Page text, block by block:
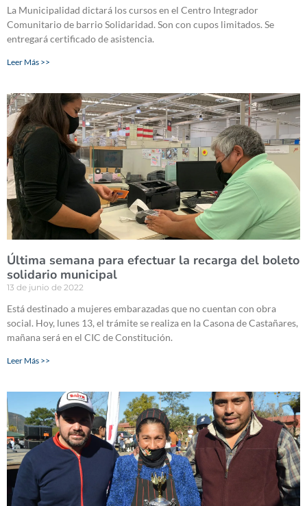
La Municipalidad dictará los cursos en el Centro Integrador
Comunitario de barrio Solidaridad. Son con cupos limitados. Se
entregará certificado de asistencia.
Leer Más >>
Última semana para efectuar la recarga del boleto
solidario municipal
13 de junio de 2022
Está destinado a mujeres embarazadas que no cuentan con obra
social. Hoy, lunes 13, el trámite se realiza en la Casona de Castañares,
mañana será en el CIC de Constitución.
Leer Más >>